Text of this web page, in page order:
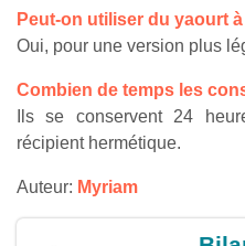
Peut-on utiliser du yaourt
Oui, pour une version plus
Combien de temps les
Ils se conservent 24
récipient hermétique.
Auteur: Myriam